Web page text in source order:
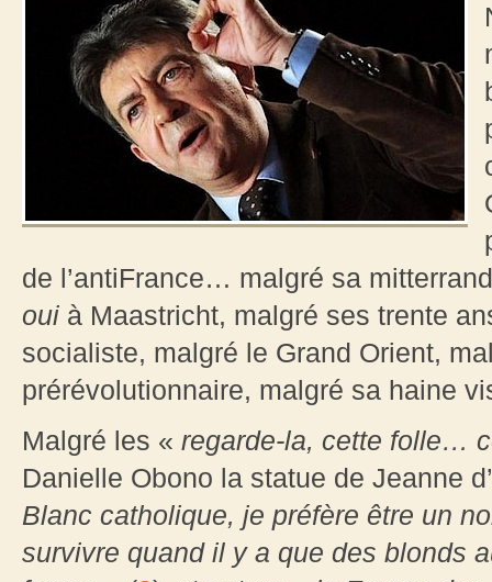
de l’antiFrance… malgré sa
oui à Maastricht, malgré ses trente
socialiste, malgré le Grand Orient,
prérévolutionnaire, malgré sa haine
Malgré les « regarde-la, cette folle…
Danielle Obono la statue de Jeanne
Blanc catholique, je préfère être un
survivre quand il y a que des blonds